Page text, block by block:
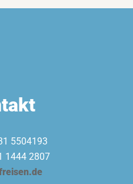
5504193
1444 2807